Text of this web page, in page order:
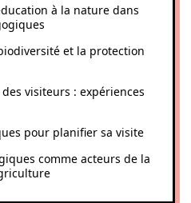
à la nature dans
et la protection
visiteurs : expériences
pour planifier sa visite
comme acteurs de la